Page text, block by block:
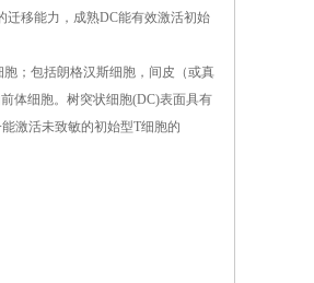
迁移能力，成熟DC能有效激活初始
；包括朗格汉斯细胞，间皮（或真
体细胞。树突状细胞(DC)表面具有
激活未致敏的初始型T细胞的